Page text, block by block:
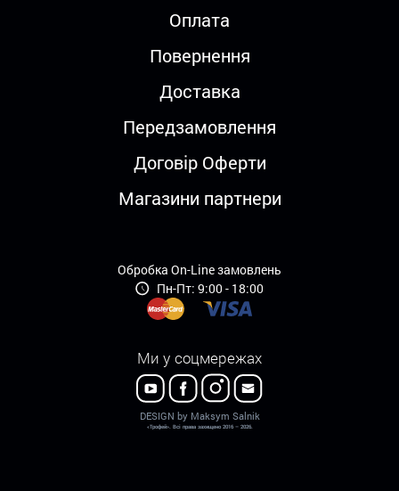
Оплата
Повернення
Доставка
Передзамовлення
Договір Оферти
Магазини партнери
Обробка On-Line замовлень
Пн-Пт: 9:00 - 18:00
Ми у соцмережах
DESIGN by Maksym Salnik
«Трофей». Всі права захищено 2016 – 2026.